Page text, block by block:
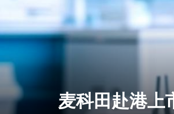
麦科田赴港上